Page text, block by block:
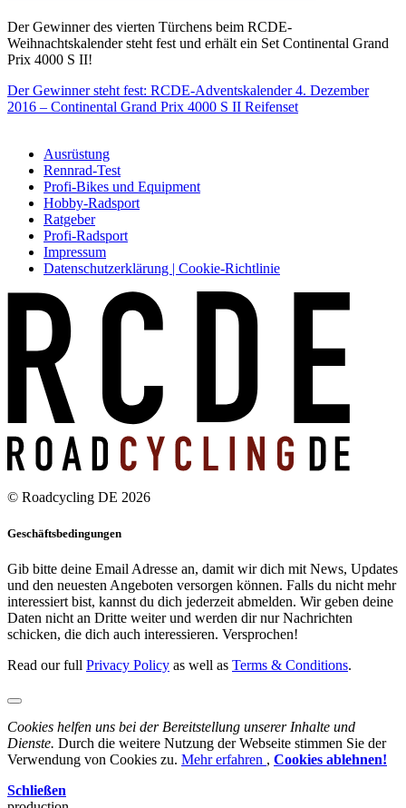
Der Gewinner des vierten Türchens beim RCDE-
Weihnachtskalender steht fest und erhält ein Set Continental Grand
Prix 4000 S II!
Der Gewinner steht fest: RCDE-Adventskalender 4. Dezember
2016 – Continental Grand Prix 4000 S II Reifenset
Ausrüstung
Rennrad-Test
Profi-Bikes und Equipment
Hobby-Radsport
Ratgeber
Profi-Radsport
Impressum
Datenschutzerklärung | Cookie-Richtlinie
© Roadcycling DE 2026
Geschäftsbedingungen
Gib bitte deine Email Adresse an, damit wir dich mit News, Updates
und den neuesten Angeboten versorgen können. Falls du nicht mehr
interessiert bist, kannst du dich jederzeit abmelden. Wir geben deine
Daten nicht an Dritte weiter und werden dir nur Nachrichten
schicken, die dich auch interessieren. Versprochen!
Read our full Privacy Policy as well as Terms & Conditions.
Cookies helfen uns bei der Bereitstellung unserer Inhalte und
Dienste. Durch die weitere Nutzung der Webseite stimmen Sie der
Verwendung von Cookies zu. Mehr erfahren , Cookies ablehnen!
Schließen